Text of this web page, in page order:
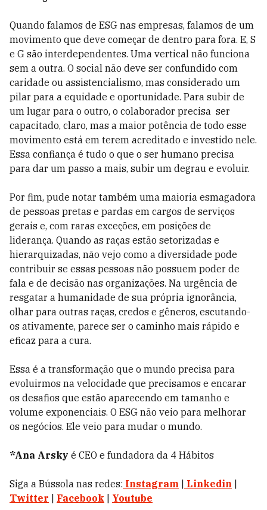
Quando falamos de ESG nas empresas, falamos de um
movimento que deve começar de dentro para fora. E, S
e G são interdependentes. Uma vertical não funciona
sem a outra. O social não deve ser confundido com
caridade ou assistencialismo, mas considerado um
pilar para a equidade e oportunidade. Para subir de
um lugar para o outro, o colaborador precisa ser
capacitado, claro, mas a maior potência de todo esse
movimento está em terem acreditado e investido nele.
Essa confiança é tudo o que o ser humano precisa
para dar um passo a mais, subir um degrau e evoluir.
Por fim, pude notar também uma maioria esmagadora
de pessoas pretas e pardas em cargos de serviços
gerais e, com raras exceções, em posições de
liderança. Quando as raças estão setorizadas e
hierarquizadas, não vejo como a diversidade pode
contribuir se essas pessoas não possuem poder de
fala e de decisão nas organizações. Na urgência de
resgatar a humanidade de sua própria ignorância,
olhar para outras raças, credos e gêneros, escutando-
os ativamente, parece ser o caminho mais rápido e
eficaz para a cura.
Essa é a transformação que o mundo precisa para
evoluirmos na velocidade que precisamos e encarar
os desafios que estão aparecendo em tamanho e
volume exponenciais. O ESG não veio para melhorar
os negócios. Ele veio para mudar o mundo.
*Ana Arsky é CEO e fundadora da 4 Hábitos
Siga a Bússola nas redes: Instagram Linkedin
Twitter
Facebook Youtube